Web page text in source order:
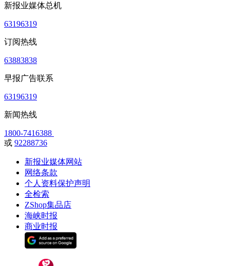
新报业媒体总机
63196319
订阅热线
63883838
早报广告联系
63196319
新闻热线
1800-7416388
或 92288736
新报业媒体网站
网络条款
个人资料保护声明
全检索
ZShop集品店
海峡时报
商业时报